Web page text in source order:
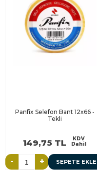
Panfix Selefon Bant 12x66 -
Tekli
149,75 TL
KDV
Dahil
- + SEPETE EKLE